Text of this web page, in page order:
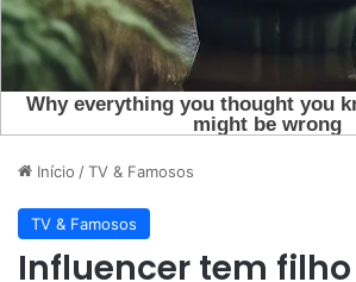
Início /TV & Famosos
TV & Famosos
Influencer tem